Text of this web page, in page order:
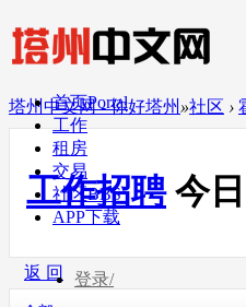
首页Portal
工作
租房
交易
社区BBS
APP下载
登录/
塔州中文网 - 你好塔州 »社区 ›
工作招聘 今
返 回